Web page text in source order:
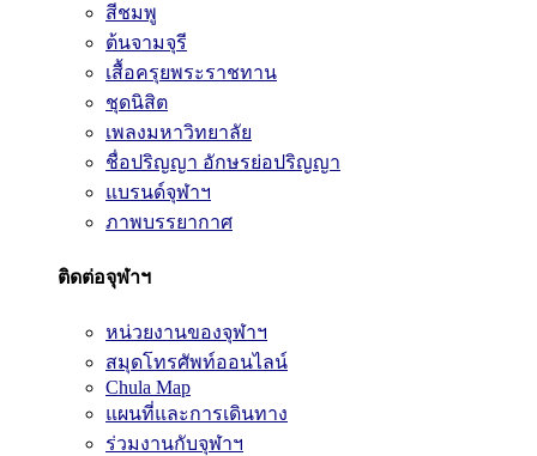
สีชมพู
ต้นจามจุรี
เสื้อครุยพระราชทาน
ชุดนิสิต
เพลงมหาวิทยาลัย
ชื่อปริญญา อักษรย่อปริญญา
แบรนด์จุฬาฯ
ภาพบรรยากาศ
ติดต่อจุฬาฯ
หน่วยงานของจุฬาฯ
สมุดโทรศัพท์ออนไลน์
Chula Map
แผนที่และการเดินทาง
ร่วมงานกับจุฬาฯ